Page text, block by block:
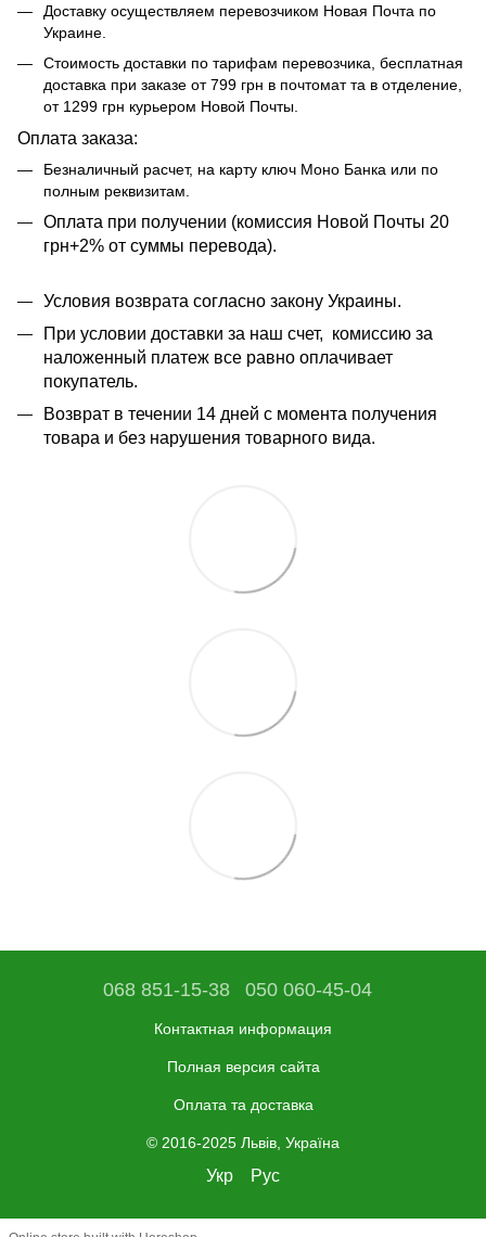
Доставку осуществляем перевозчиком Новая Почта по
Украине.
Стоимость доставки по тарифам перевозчика, бесплатная
доставка при заказе от 799 грн в почтомат та в отделение,
от 1299 грн курьером Новой Почты.
Оплата заказа:
Безналичный расчет, на карту ключ Моно Банка или по
полным реквизитам.
​​Оплата при получении (комиссия Новой Почты 20
грн+2% от суммы перевода).
Условия возврата согласно закону Украины.
При условии доставки за наш счет, комиссию за
наложенный платеж все равно оплачивает
покупатель.
Возврат в течении 14 дней с момента получения
товара и без нарушения товарного вида.
068 851-15-38 050 060-45-04
Контактная информация
Полная версия сайта
Оплата та доставка
© 2016-2025 Львів, Україна
Укр Рус